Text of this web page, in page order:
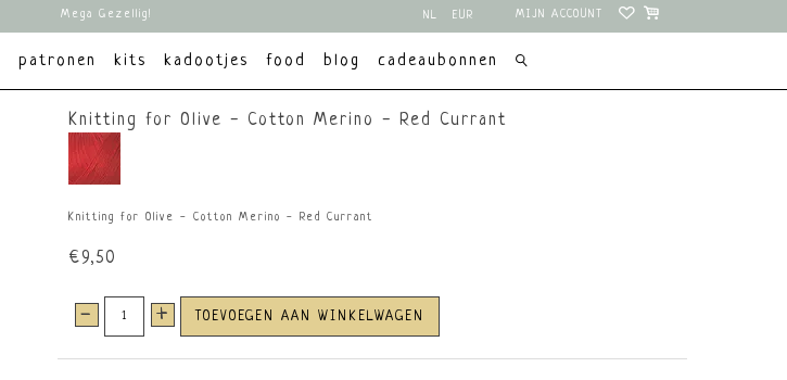
Mega Gezellig!
NL
EUR
MIJN ACCOUNT
patronen kits kadootjes food blog cadeaubonnen
Knitting for Olive - Cotton Merino - Red Currant
Knitting for Olive - Cotton Merino - Red Currant
€9,50
- + TOEVOEGEN AAN WINKELWAGEN